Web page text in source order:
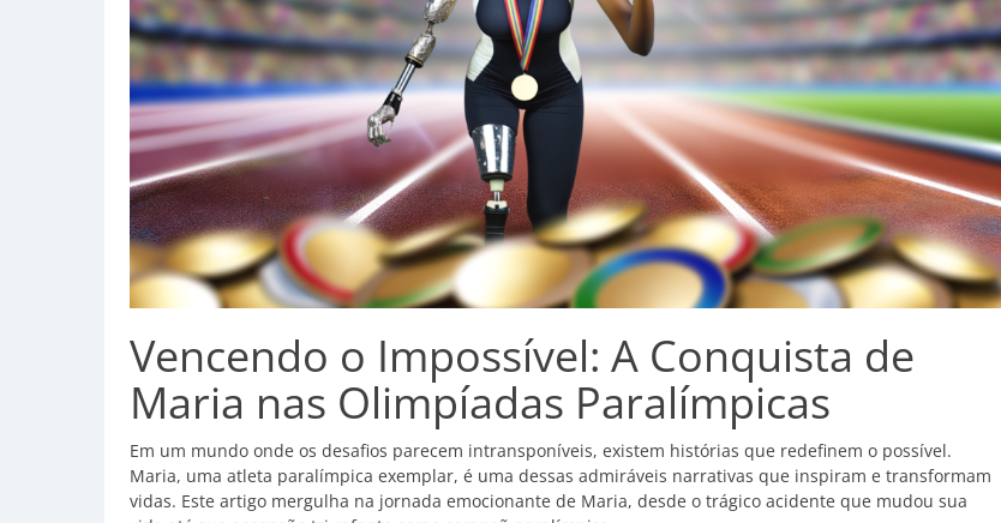
Vencendo o Impossível: A Conquista de
Maria nas Olimpíadas Paralímpicas
Em um mundo onde os desafios parecem intransponíveis, existem histórias que redefinem o possível.
Maria, uma atleta paralímpica exemplar, é uma dessas admiráveis narrativas que inspiram e transformam
vidas. Este artigo mergulha na jornada emocionante de Maria, desde o trágico acidente que mudou sua